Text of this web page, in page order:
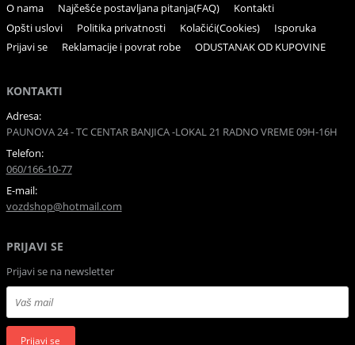
O nama Najčešće postavljana pitanja(FAQ)
Kontakti
Opšti uslovi
Politika privatnosti Kolačići(Cookies)
Isporuka
Prijavi se
Reklamacije i povrat robe ODUSTANAK OD KUPOVINE
KONTAKTI
Adresa:
PAUNOVA 24 - TC CENTAR BANJICA -LOKAL 21 RADNO VREME 09H-16H
Telefon:
060/166-10-77
E-mail:
vozdshop@hotmail.com
PRIJAVI SE
Prijavi se na newsletter
Prijavi se